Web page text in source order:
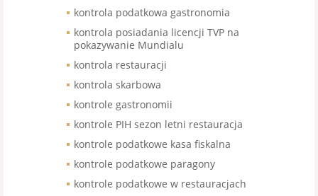
kontrola podatkowa gastronomia
kontrola posiadania licencji TVP na
pokazywanie Mundialu
kontrola restauracji
kontrola skarbowa
kontrole gastronomii
kontrole PIH sezon letni restauracja
kontrole podatkowe kasa fiskalna
kontrole podatkowe paragony
kontrole podatkowe w restauracjach